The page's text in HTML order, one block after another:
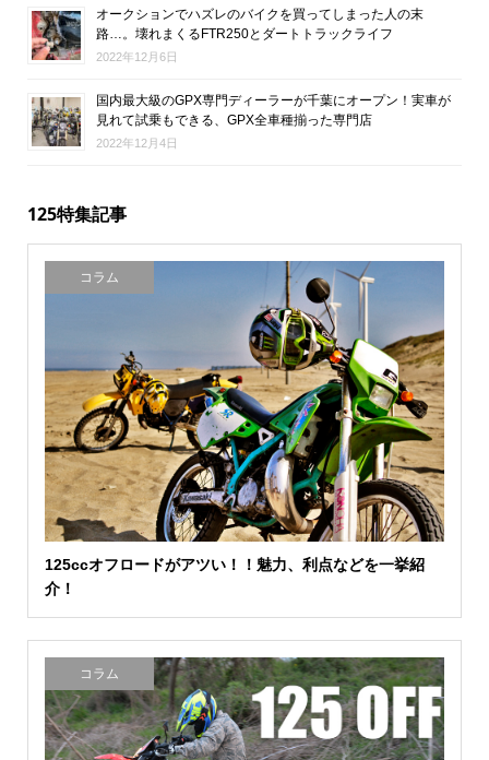
オークションでハズレのバイクを買ってしまった人の末
路…。壊れまくるFTR250とダートトラックライフ
2022年12月6日
国内最大級のGPX専門ディーラーが千葉にオープン！実車が
見れて試乗もできる、GPX全車種揃った専門店
2022年12月4日
125特集記事
コラム
125ccオフロードがアツい！！魅力、利点などを一挙紹
介！
コラム